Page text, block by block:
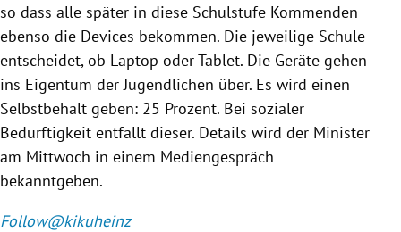
so dass alle später in diese Schulstufe Kommenden
ebenso die Devices bekommen. Die jeweilige Schule
entscheidet, ob Laptop oder Tablet. Die Geräte gehen
ins Eigentum der Jugendlichen über. Es wird einen
Selbstbehalt geben: 25 Prozent. Bei sozialer
Bedürftigkeit entfällt dieser. Details wird der Minister
am Mittwoch in einem Mediengespräch
bekanntgeben.
Follow@kikuheinz